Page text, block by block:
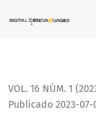
COLABORACIÓN
VOL. 16 NÚM. 1
Publicado 2023-07-